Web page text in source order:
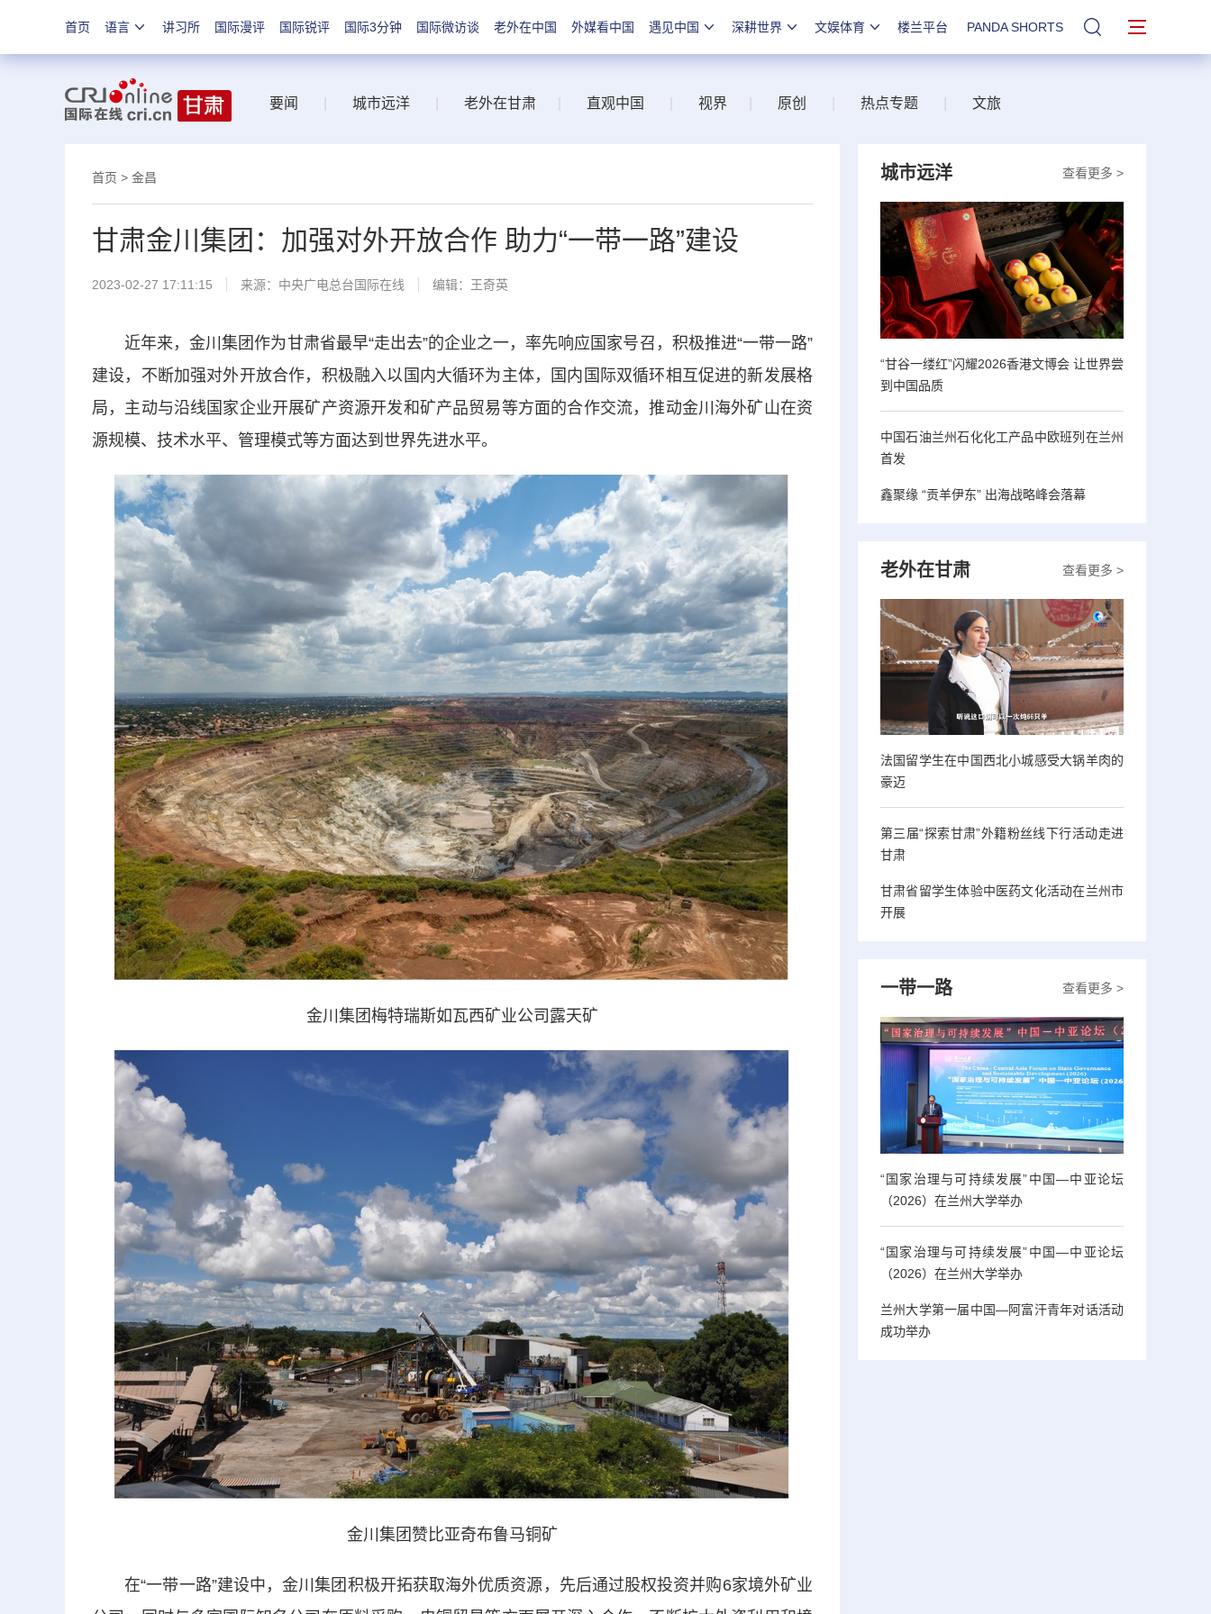
首页 语言 讲习所 国际漫评 国际锐评 国际3分钟 国际微访谈 老外在中国 外媒看中国 遇见中国 深耕世界 文娱体育 楼兰平台 PANDA SHORTS 站内搜索
要闻 城市远洋 老外在甘肃 直观中国 视界 原创 热点专题 文旅
首页 > 金昌
甘肃金川集团：加强对外开放合作 助力“一带一路”建设
2023-02-27 17:11:15 来源：中央广电总台国际在线 编辑：王奇英
近年来，金川集团作为甘肃省最早“走出去”的企业之一，率先响应国家号召，积极推进“一带一路”
建设，不断加强对外开放合作，积极融入以国内大循环为主体，国内国际双循环相互促进的新发展格
局，主动与沿线国家企业开展矿产资源开发和矿产品贸易等方面的合作交流，推动金川海外矿山在资
源规模、技术水平、管理模式等方面达到世界先进水平。
金川集团梅特瑞斯如瓦西矿业公司露天矿
金川集团赞比亚奇布鲁马铜矿
在“一带一路”建设中，金川集团积极开拓获取海外优质资源，先后通过股权投资并购6家境外矿业
查看更多 >
城市远洋
“甘谷一缕红”闪耀2026香港文博会 让世界尝
到中国品质
中国石油兰州石化化工产品中欧班列在兰州
首发
鑫聚缘 “贡羊伊东” 出海战略峰会落幕
查看更多 >
老外在甘肃
法国留学生在中国西北小城感受大锅羊肉的
豪迈
第三届“探索甘肃”外籍粉丝线下行活动走进
甘肃
甘肃省留学生体验中医药文化活动在兰州市
开展
查看更多 >
一带一路
“国家治理与可持续发展”中国—中亚论坛
（2026）在兰州大学举办
“国家治理与可持续发展”中国—中亚论坛
（2026）在兰州大学举办
兰州大学第一届中国—阿富汗青年对话活动
成功举办